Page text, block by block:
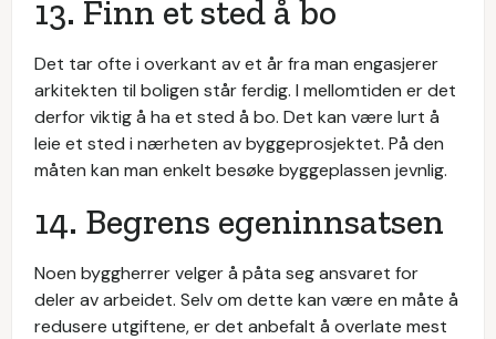
13. Finn et sted å bo
Det tar ofte i overkant av et år fra man engasjerer
arkitekten til boligen står ferdig. I mellomtiden er det
derfor viktig å ha et sted å bo. Det kan være lurt å
leie et sted i nærheten av byggeprosjektet. På den
måten kan man enkelt besøke byggeplassen jevnlig.
14. Begrens egeninnsatsen
Noen byggherrer velger å påta seg ansvaret for
deler av arbeidet. Selv om dette kan være en måte å
redusere utgiftene, er det anbefalt å overlate mest